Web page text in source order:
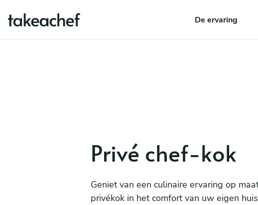
De ervaring
Privé chef-kok
Geniet van een culinaire ervaring op
privékok in het comfort van uw eigen